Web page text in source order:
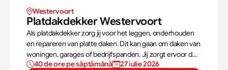
Westervoort
Platdakdekker Westervoort
Als platdakdekker zorg jij voor het leggen, onderhouden
en repareren van platte daken. Dit kan gaan om daken van
woningen, garages of bedrijfspanden. Jij zorgt ervoor dat
deze daken tegen alle weersomstandigheden kunnen,
40 de ore pe săptămână
27 iulie 2026